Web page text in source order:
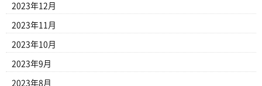
2023年12月
2023年11月
2023年10月
2023年9月
2023年8月